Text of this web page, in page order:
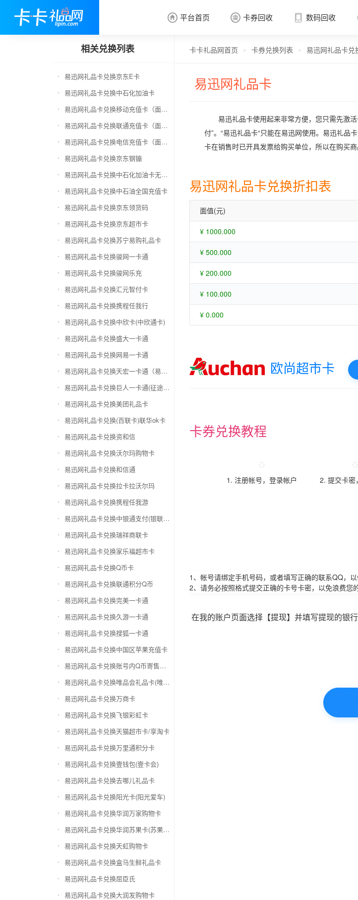
 平台首页  卡券回收
 卡券回收
 数码回收
相关兑换列表
易迅网礼品卡兑换京东E卡
易迅网礼品卡兑换中石化加油卡
易迅网礼品卡兑换移动充值卡（面值千万别选错）
易迅网礼品卡兑换联通充值卡（面值千万别选错）
易迅网礼品卡兑换电信充值卡（面值千万别选错）
易迅网礼品卡兑换京东钢镚
易迅网礼品卡兑换中石化加油卡无卡号（面值千万别选错）
易迅网礼品卡兑换中石油全国充值卡
易迅网礼品卡兑换京东领货码
易迅网礼品卡兑换京东超市卡
易迅网礼品卡兑换苏宁易购礼品卡
易迅网礼品卡兑换骏网一卡通
易迅网礼品卡兑换骏网乐充
易迅网礼品卡兑换汇元智付卡
易迅网礼品卡兑换携程任我行
易迅网礼品卡兑换中欣卡(中欣通卡)
易迅网礼品卡兑换盛大一卡通
易迅网礼品卡兑换网易一卡通
易迅网礼品卡兑换天宏一卡通（易冲天宏卡）
易迅网礼品卡兑换巨人一卡通(征途卡)
易迅网礼品卡兑换美团礼品卡
易迅网礼品卡兑换(百联卡)联华ok卡
易迅网礼品卡兑换资和信
易迅网礼品卡兑换沃尔玛购物卡
易迅网礼品卡兑换和信通
易迅网礼品卡兑换拉卡拉沃尔玛
易迅网礼品卡兑换携程任我游
易迅网礼品卡兑换中银通支付(银联购物卡)
易迅网礼品卡兑换瑞祥商联卡
易迅网礼品卡兑换家乐福超市卡
易迅网礼品卡兑换Q币卡
易迅网礼品卡兑换联通积分Q币
易迅网礼品卡兑换完美一卡通
易迅网礼品卡兑换久游一卡通
易迅网礼品卡兑换搜狐一卡通
易迅网礼品卡兑换中国区苹果充值卡
易迅网礼品卡兑换账号内Q币寄售（维护中）
易迅网礼品卡兑换唯品会礼品卡(唯品卡)
易迅网礼品卡兑换万商卡
易迅网礼品卡兑换飞银彩虹卡
易迅网礼品卡兑换天猫超市卡/享淘卡
易迅网礼品卡兑换万里通积分卡
易迅网礼品卡兑换壹钱包(壹卡会)
易迅网礼品卡兑换去哪儿礼品卡
易迅网礼品卡兑换阳光卡(阳光爱车)
易迅网礼品卡兑换华润万家购物卡
易迅网礼品卡兑换华润苏果卡(苏果超市卡)（维护 请暂停提交）
易迅网礼品卡兑换天虹购物卡
易迅网礼品卡兑换盒马生鲜礼品卡
易迅网礼品卡兑换屈臣氏
易迅网礼品卡兑换大润发购物卡
卡卡礼品网首页 > 卡券兑换列表 > 易迅网礼品卡兑
易迅网礼品卡
易迅礼品卡使用起来非常方便，您只需先激
付”。“易迅礼品卡“只能在易迅网使用。易迅礼
卡在销售时已开具发票给购买单位，所以在购买
易迅网礼品卡兑换折扣表
面值(元)
¥ 1000.000
¥ 500.000
¥ 200.000
¥ 100.000
¥ 0.000
欧尚超市卡
卡券兑换教程
1. 注册帐号，登录帐户 2. 提交卡密
1、帐号请绑定手机号码，或者填写正确的联系QQ，
2、请务必按照格式提交正确的卡号卡密，以免浪费您
在我的账户页面选择【提现】并填写提现的银